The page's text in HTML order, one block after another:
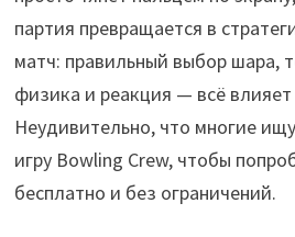
партия превращается в
матч: правильный выбор шара,
физика и реакция — всё влияет
Неудивительно, что многие
игру Bowling Crew, чтобы
бесплатно и без ограничений.